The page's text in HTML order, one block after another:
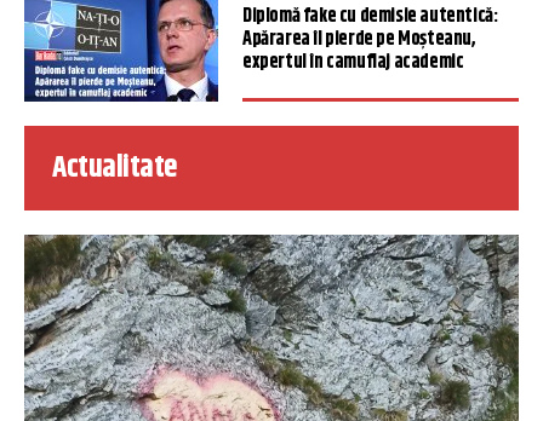
Diplomă fake cu demisie autentică:
Apărarea îl pierde pe Moșteanu,
expertul în camuflaj academic
Actualitate